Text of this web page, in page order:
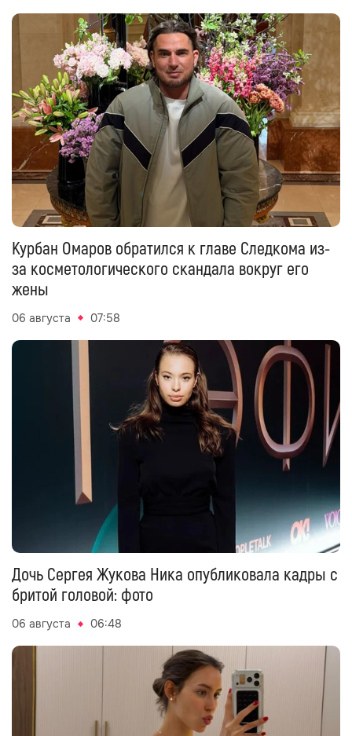
Курбан Омаров обратился к главе Следкома из-
за косметологического скандала вокруг его
жены
06 августа 07:58
Дочь Сергея Жукова Ника опубликовала кадры с
бритой головой: фото
06 августа 06:48